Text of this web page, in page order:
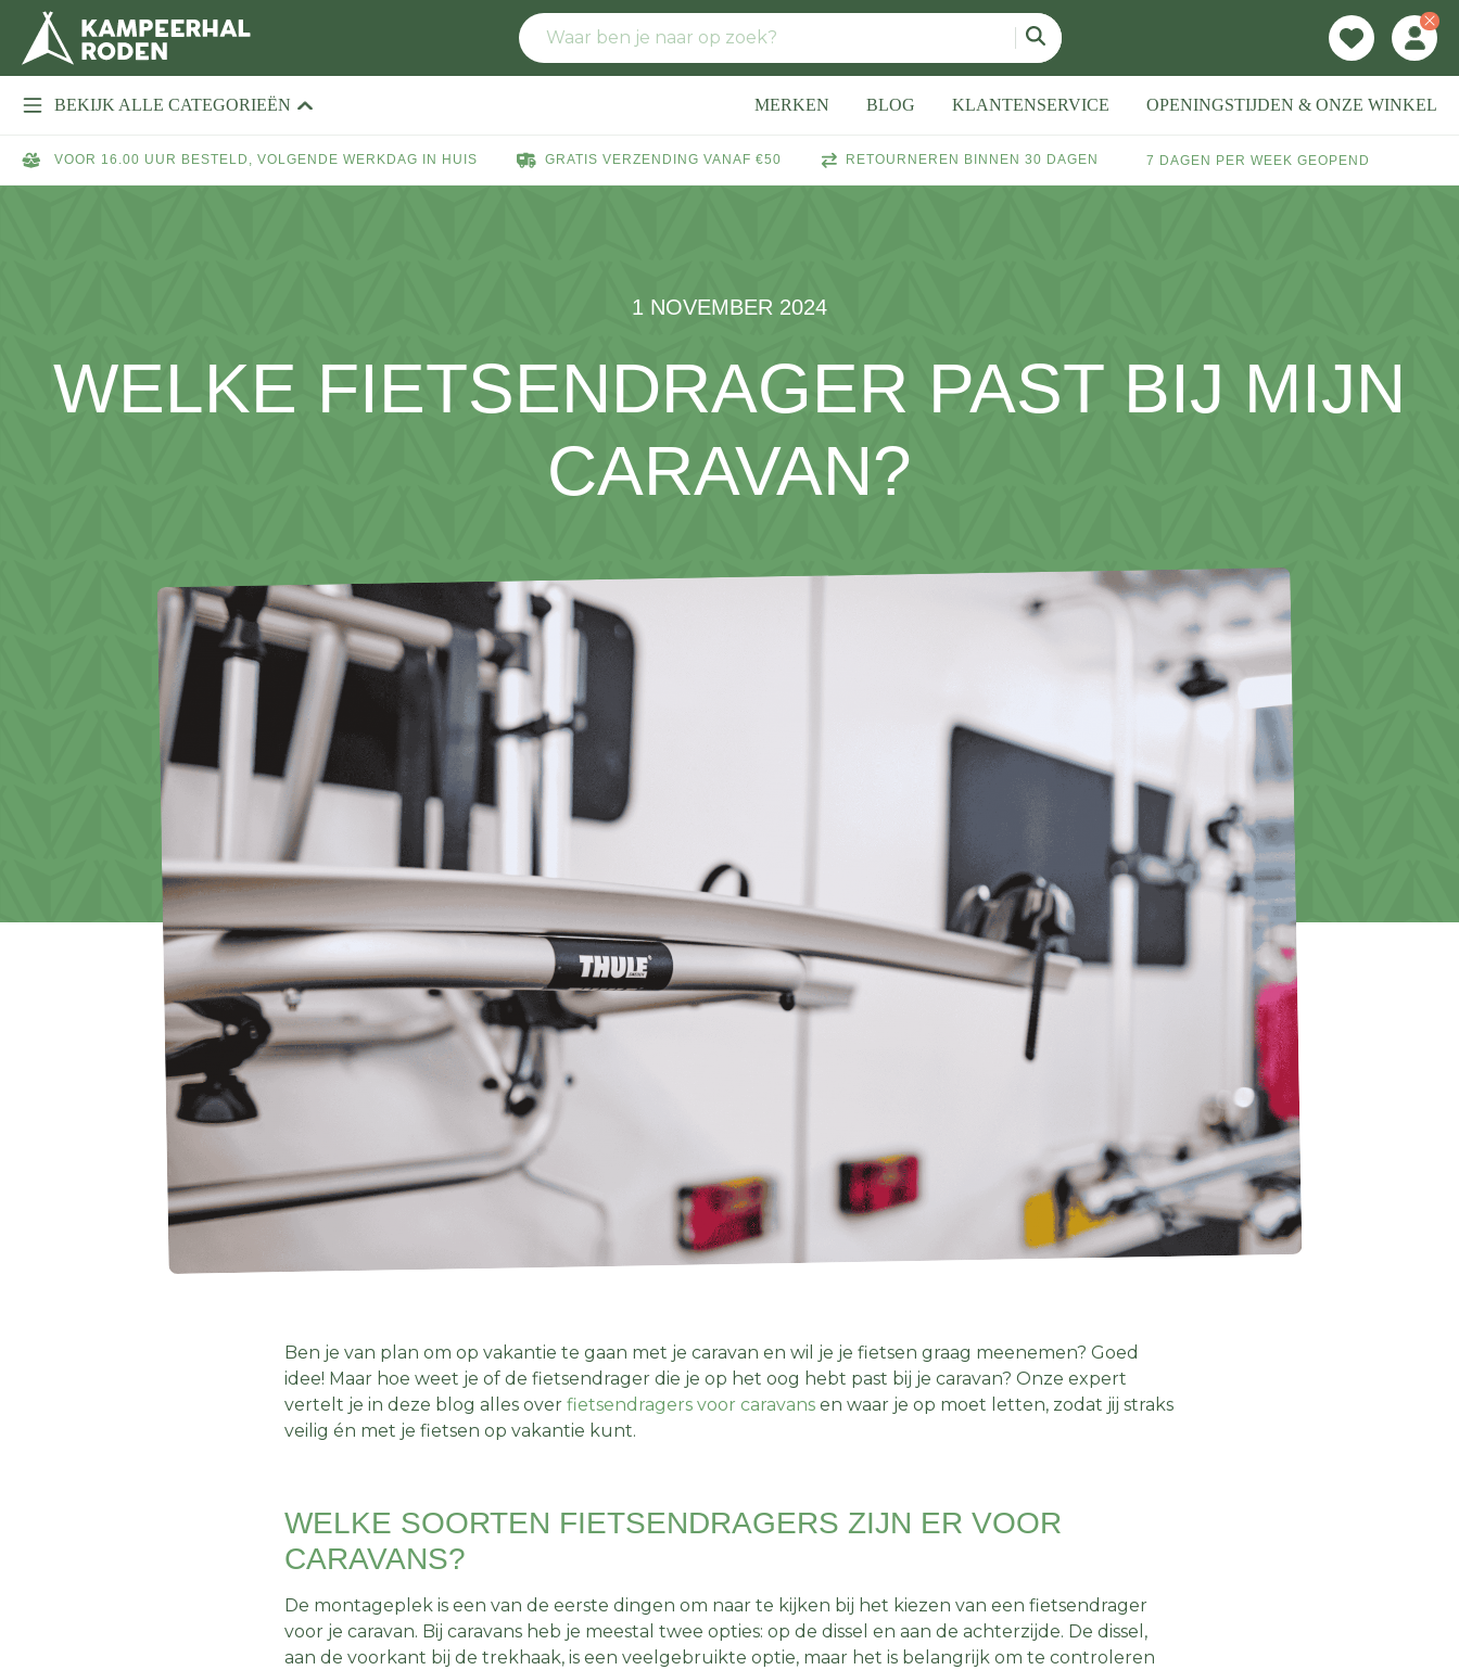
BEKIJK ALLE CATEGORIEËN MERKEN BLOG KLANTENSERVICE OPENINGSTIJDEN & ONZE WINKEL
VOOR 16.00 UUR BESTELD, VOLGENDE WERKDAG IN HUIS GRATIS VERZENDING VANAF €50 RETOURNEREN BINNEN 30 DAGEN 7 DAGEN PER WEEK GEOPEND
1 NOVEMBER 2024
WELKE FIETSENDRAGER PAST BIJ MIJN
CARAVAN?
Ben je van plan om op vakantie te gaan met je caravan en wil je je fietsen graag meenemen? Goed
idee! Maar hoe weet je of de fietsendrager die je op het oog hebt past bij je caravan? Onze expert
vertelt je in deze blog alles over fietsendragers voor caravans en waar je op moet letten, zodat jij straks
veilig én met je fietsen op vakantie kunt.
WELKE SOORTEN FIETSENDRAGERS ZIJN ER VOOR
CARAVANS?
De montageplek is een van de eerste dingen om naar te kijken bij het kiezen van een fietsendrager
voor je caravan. Bij caravans heb je meestal twee opties: op de dissel en aan de achterzijde. De dissel,
aan de voorkant bij de trekhaak, is een veelgebruikte optie, maar het is belangrijk om te controleren